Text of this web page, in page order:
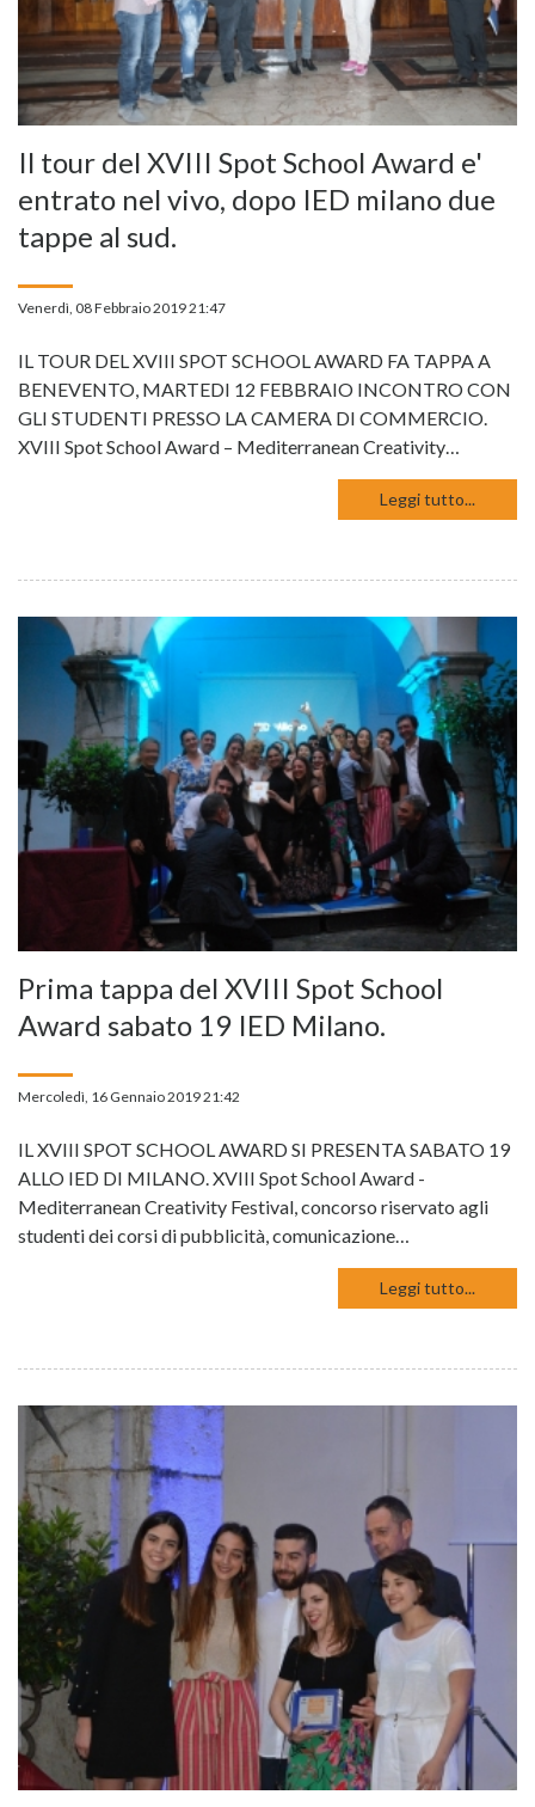
Il tour del XVIII Spot School Award e'
entrato nel vivo, dopo IED milano due
tappe al sud.
Venerdì, 08 Febbraio 2019 21:47
IL TOUR DEL XVIII SPOT SCHOOL AWARD FA TAPPA A
BENEVENTO, MARTEDI 12 FEBBRAIO INCONTRO CON
GLI STUDENTI PRESSO LA CAMERA DI COMMERCIO.
XVIII Spot School Award – Mediterranean Creativity…
Leggi tutto...
Prima tappa del XVIII Spot School
Award sabato 19 IED Milano.
Mercoledì, 16 Gennaio 2019 21:42
IL XVIII SPOT SCHOOL AWARD SI PRESENTA SABATO 19
ALLO IED DI MILANO. XVIII Spot School Award -
Mediterranean Creativity Festival, concorso riservato agli
studenti dei corsi di pubblicità, comunicazione…
Leggi tutto...